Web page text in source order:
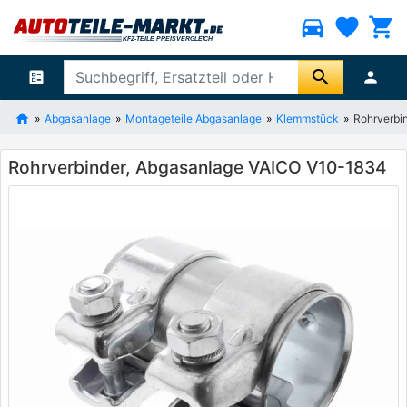
directions_car favorite shopping_cart
ballot search person
Abgasanlage Montageteile Abgasanlage Klemmstück
Rohrverbinder, Abgasanlage VAICO V10-1834